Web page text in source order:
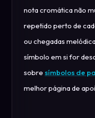
nota cromática não
repetido perto de
ou chegadas
símbolo em si for
sobre símbolos de
melhor página de